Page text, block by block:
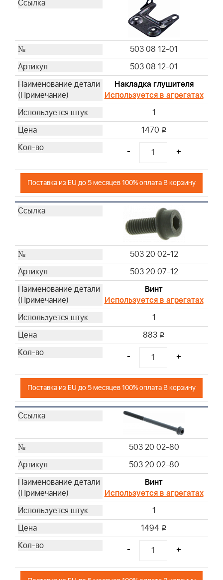
503 08 12-01
503 08 12-01
Накладка глушителя
Используется в агрегатах
1
1470 i
- +
Поставка из EU до 5 месяцев 100% оплата В корзину
503 20 02-12
503 20 07-12
Винт
Используется в агрегатах
1
883 i
- +
Поставка из EU до 5 месяцев 100% оплата В корзину
503 20 02-80
503 20 02-80
Винт
Используется в агрегатах
1
1494 i
- +